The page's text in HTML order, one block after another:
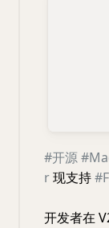
#开源
r现支持
开发者在